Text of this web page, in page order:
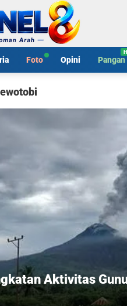
Foto Opini Pangan
Aktivitas